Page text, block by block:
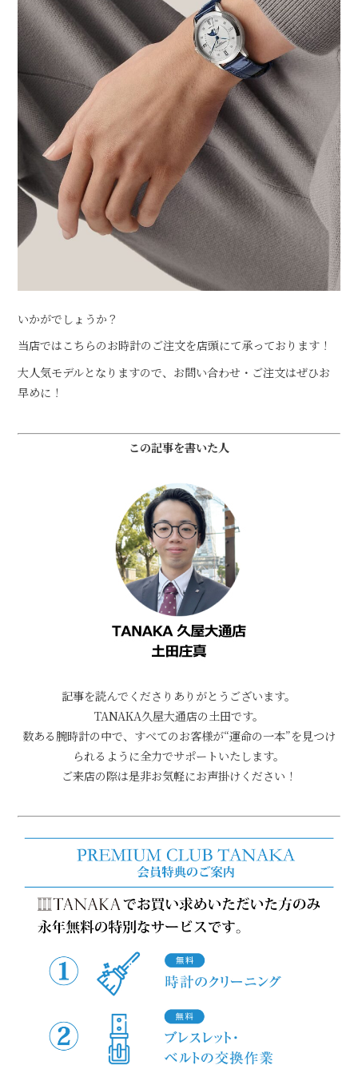
いかがでしょうか？
当店ではこちらのお時計のご注文を店頭にて承っております！
大人気モデルとなりますので、お問い合わせ・ご注文はぜひお
早めに！
この記事を書いた人
記事を読んでくださりありがとうございます。
TANAKA久屋大通店の土田です。
数ある腕時計の中で、すべてのお客様が“運命の一本”を見つけ
られるように全力でサポートいたします。
ご来店の際は是非お気軽にお声掛けください！